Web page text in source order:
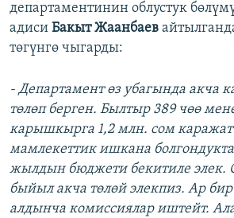
департаментинин облустук
адиси Бакыт Жаанбаев
төгүнгө чыгарды:
- Департамент өз убагында акча
төлөп берген. Былтыр 389 чөө
карышкырга 1,2 млн. сом каражат
мамлекеттик ишкана
жылдын бюджети бекитиле элек.
быйыл акча төлөй элекпиз. Ар
алдынча комиссиялар иштейт.